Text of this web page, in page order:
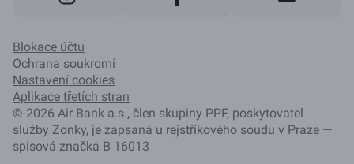
Blokace účtu
Ochrana soukromí
Nastavení cookies
Aplikace třetích stran
© 2026 Air Bank a.s., člen skupiny PPF, poskytovatel
služby Zonky, je zapsaná u rejstříkového soudu v Praze —
spisová značka B 16013